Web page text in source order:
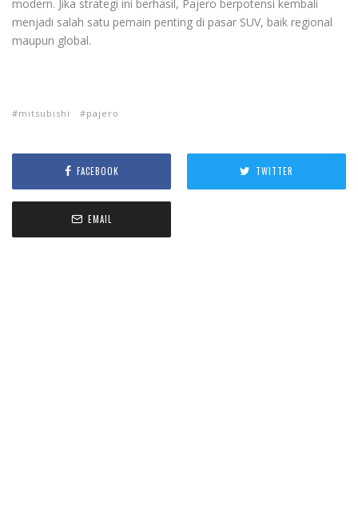
modern. Jika strategi ini berhasil, Pajero berpotensi kembali
menjadi salah satu pemain penting di pasar SUV, baik regional
maupun global.
mitsubishi pajero
FACEBOOK TWITTER
EMAIL